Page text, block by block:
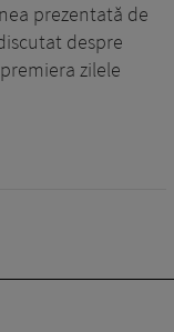
prezentată de
despre
zilele